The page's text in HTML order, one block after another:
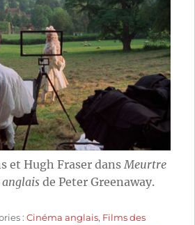
et Hugh Fraser dansMeurtre
de Peter Greenaway.
:Cinéma anglais, Films des